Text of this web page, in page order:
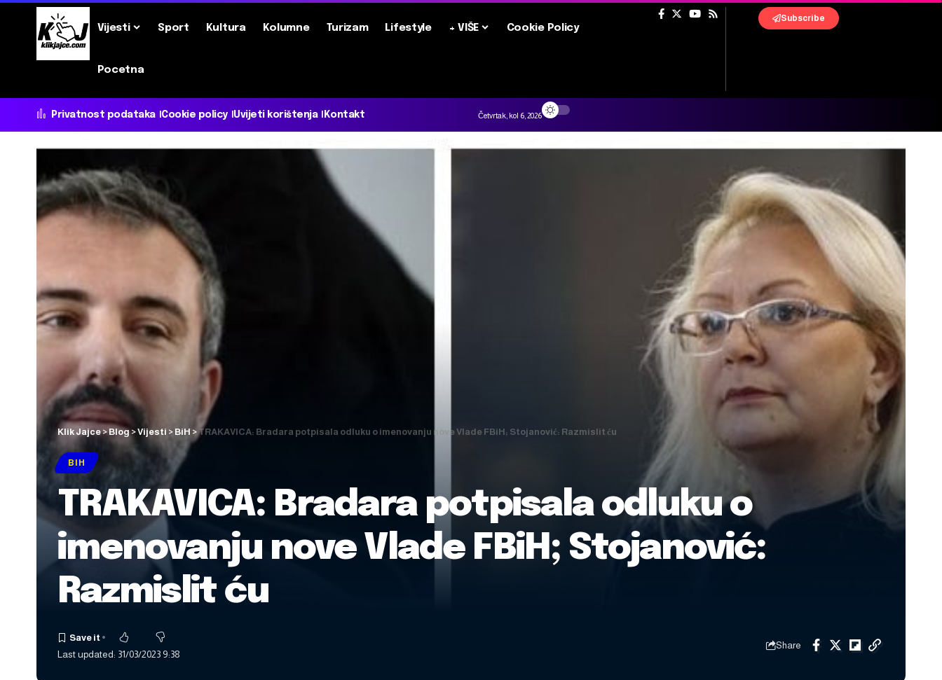
Vijesti Sport Kultura Kolumne Turizam Lifestyle + VIŠE Cookie Policy
Pocetna
Subscribe
Privatnost podataka Cookie policy Uvijeti korištenja Kontakt Četvrtak, kol 6, 2026
Klik Jajce>Blog>Vijesti > BiH >TRAKAVICA: Bradara potpisala odluku o imenovanju nove Vlade FBiH; Stojanović: Razmislit ću
BIH
TRAKAVICA: Bradara potpisala odluku o
imenovanju nove Vlade FBiH; Stojanović:
Razmislit ću
Last updated: 31/03/2023 9:38
Share